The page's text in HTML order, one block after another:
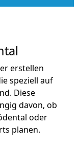
erstellen
speziell auf
Diese
davon, ob
oder
planen.